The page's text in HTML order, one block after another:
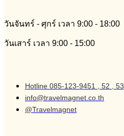
วันจันทร์ - ศุกร์ เวลา 9:00 - 18:00
วันเสาร์ เวลา 9:00 - 15:00
Hotline 085-123-9451 , 52 , 53
info@travelmagnet.co.th
@Travelmagnet